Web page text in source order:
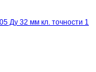
Ду 32 мм кл. точности 1